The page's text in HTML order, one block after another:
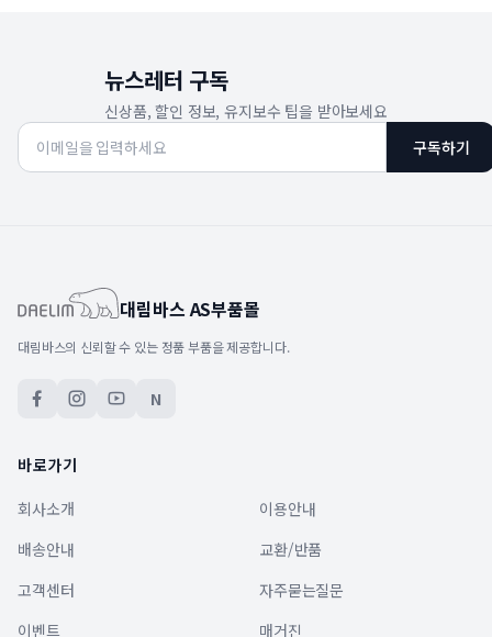
뉴스레터 구독
신상품, 할인 정보, 유지보수 팁을 받아보세요
구독하기
대림바스 AS부품몰
대림바스의 신뢰할 수 있는 정품 부품을 제공합니다.
N
바로가기
회사소개
이용안내
배송안내
교환/반품
고객센터
자주묻는질문
이벤트
매거진